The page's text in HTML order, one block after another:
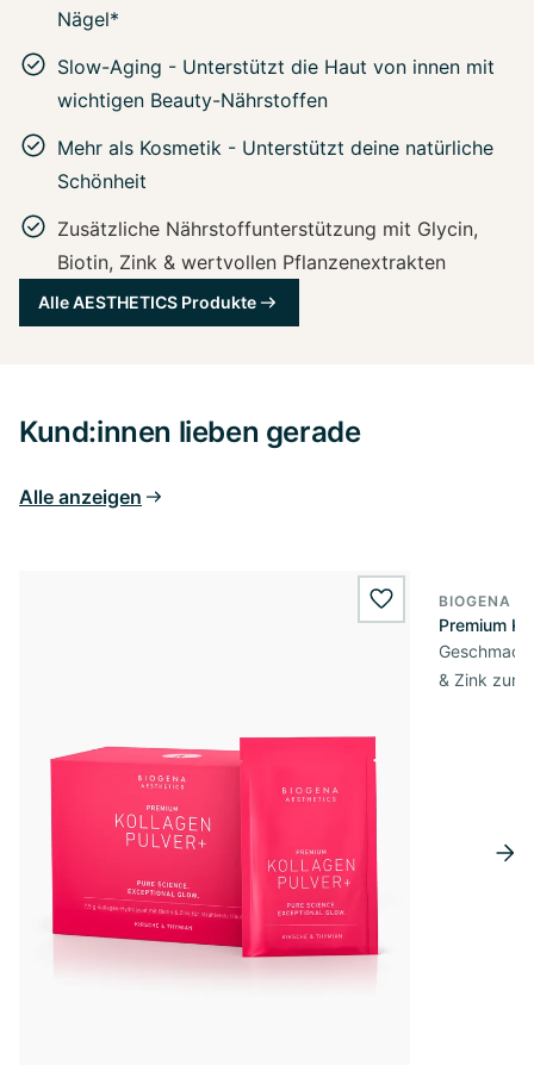
Nägel*
Slow-Aging - Unterstützt die Haut von innen mit
wichtigen Beauty-Nährstoffen
Mehr als Kosmetik - Unterstützt deine natürliche
Schönheit
Zusätzliche Nährstoffunterstützung mit Glycin,
Biotin, Zink & wertvollen Pflanzenextrakten
Alle AESTHETICS Produkte
Kund:innen lieben gerade
Alle anzeigen
wishlist.add
BIOGENA
Premium
& Zink zur